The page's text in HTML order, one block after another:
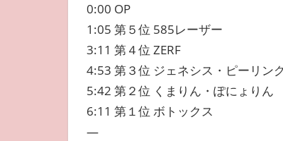
0:00 OP
1:05 第５位 585レーザー
3:11 第４位 ZERF
4:53 第３位 ジェネシス・ピーリン
5:42 第２位 くまりん・ぽにょりん
6:11 第１位 ボトックス
—